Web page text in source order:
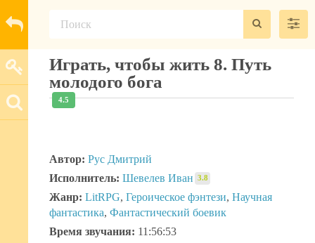
Играть, чтобы жить 8. Путь
молодого бога
4.5
Автор: Рус Дмитрий
Исполнитель: Шевелев Иван 3.8
Жанр: LitRPG, Героическое фэнтези, Научная
фантастика, Фантастический боевик
Время звучания: 11:56:53